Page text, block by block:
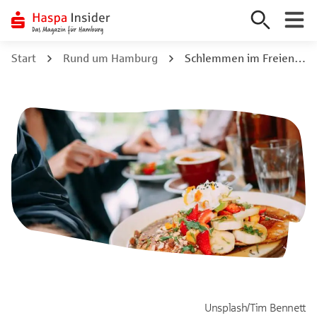
Inhalt
Start Rund um Hamburg Schlemmen im Freien: 10 Cafés zum draußen Frühstücken in Hamburg
Unsplash/Tim Bennett